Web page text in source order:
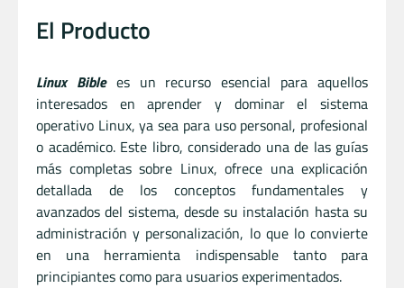
El Producto
Linux Biblees un recurso esencial para aquellos
interesados en aprender y dominar el sistema
operativo Linux, ya sea para uso personal, profesional
o académico. Este libro, considerado una de las guías
más completas sobre Linux, ofrece una explicación
detallada de los conceptos fundamentales y
avanzados del sistema, desde su instalación hasta su
administración y personalización, lo que lo convierte
en una herramienta indispensable tanto para
principiantes como para usuarios experimentados.